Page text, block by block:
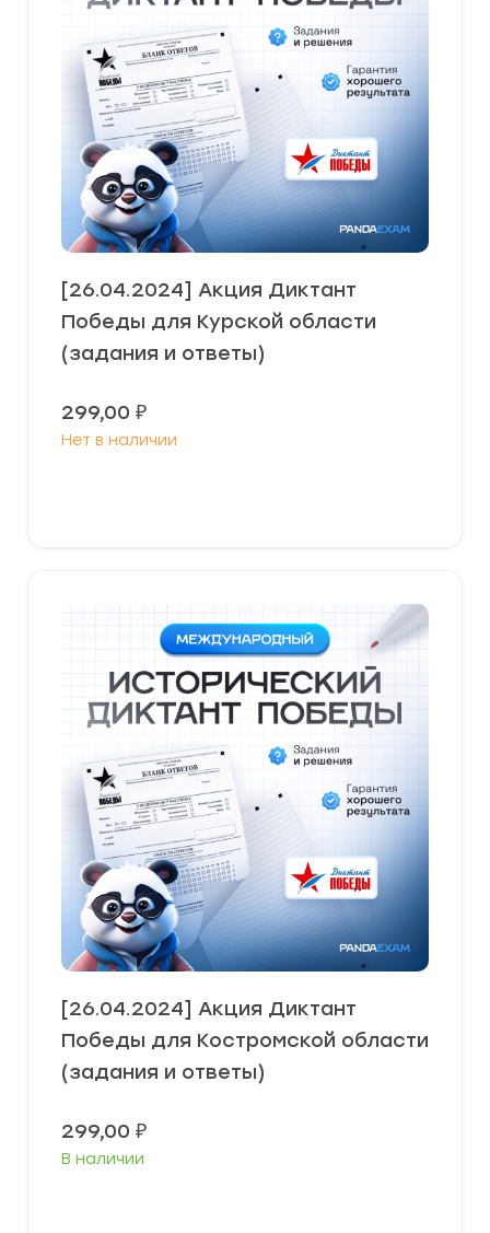
[26.04.2024] Акция Диктант
Победы для Курской области
(задания и ответы)
299,00 ₽
Нет в наличии
[26.04.2024] Акция Диктант
Победы для Костромской области
(задания и ответы)
299,00 ₽
В наличии